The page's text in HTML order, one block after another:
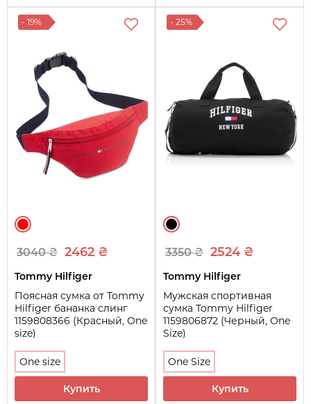
- 19%
3040 ₴ 2462 ₴
Tommy Hilfiger
Поясная сумка от Tommy
Hilfiger бананка слинг
1159808366 (Красный, One
size)
One size
Купить
- 25%
3350 ₴ 2524 ₴
Tommy Hilfiger
Мужская спортивная
сумка Tommy Hilfiger
1159806872 (Черный, One
Size)
One Size
Купить